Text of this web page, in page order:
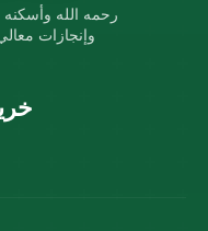
رحمه الله
وإنجازات